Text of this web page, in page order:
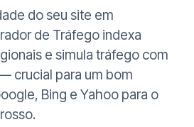
do seu site em
de Tráfego indexa
e simula tráfego com
crucial para um bom
Bing e Yahoo para o